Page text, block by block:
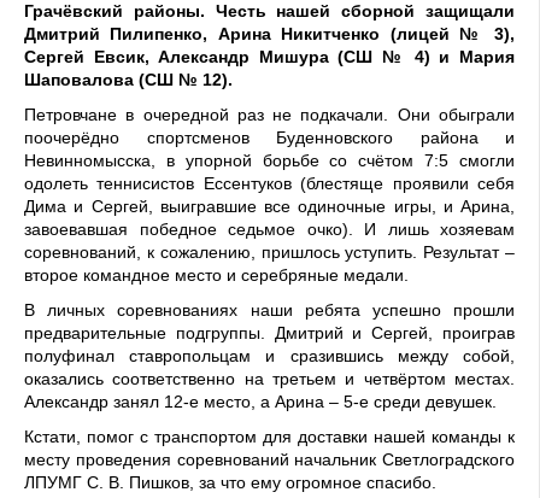
Грачёвский районы. Честь нашей сборной защищали
Дмитрий Пилипенко, Арина Никитченко (лицей № 3),
Сергей Евсик, Александр Мишура (СШ № 4) и Мария
Шаповалова (СШ № 12).
Петровчане в очередной раз не подкачали. Они обыграли
поочерёдно спортсменов Буденновского района и
Невинномысска, в упорной борьбе со счётом 7:5 смогли
одолеть теннисистов Ессентуков (блестяще проявили себя
Дима и Сергей, выигравшие все одиночные игры, и Арина,
завоевавшая победное седьмое очко). И лишь хозяевам
соревнований, к сожалению, пришлось уступить. Результат –
второе командное место и серебряные медали.
В личных соревнованиях наши ребята успешно прошли
предварительные подгруппы. Дмитрий и Сергей, проиграв
полуфинал ставропольцам и сразившись между собой,
оказались соответственно на третьем и четвёртом местах.
Александр занял 12-е место, а Арина – 5-е среди девушек.
Кстати, помог с транспортом для доставки нашей команды к
месту проведения соревнований начальник Светлоградского
ЛПУМГ С. В. Пишков, за что ему огромное спасибо.